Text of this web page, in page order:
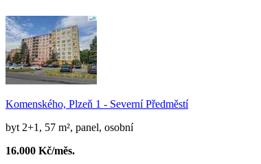
Komenského, Plzeň 1 - Severní Předměstí
byt 2+1, 57 m², panel, osobní
16.000 Kč/měs.